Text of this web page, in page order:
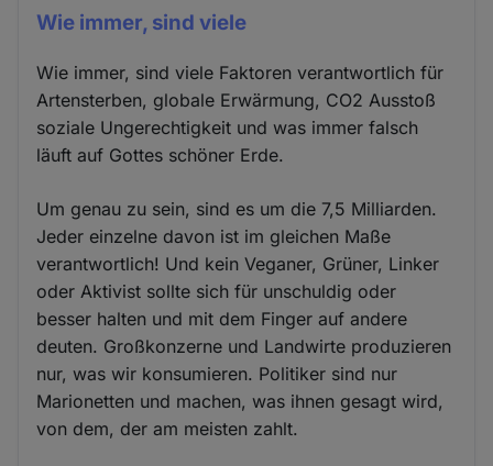
Wie immer, sind viele
Wie immer, sind viele Faktoren verantwortlich für
Artensterben, globale Erwärmung, CO2 Ausstoß
soziale Ungerechtigkeit und was immer falsch
läuft auf Gottes schöner Erde.
Um genau zu sein, sind es um die 7,5 Milliarden.
Jeder einzelne davon ist im gleichen Maße
verantwortlich! Und kein Veganer, Grüner, Linker
oder Aktivist sollte sich für unschuldig oder
besser halten und mit dem Finger auf andere
deuten. Großkonzerne und Landwirte produzieren
nur, was wir konsumieren. Politiker sind nur
Marionetten und machen, was ihnen gesagt wird,
von dem, der am meisten zahlt.